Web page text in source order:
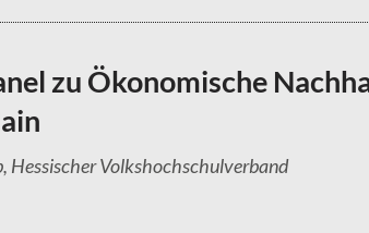
zu Ökonomische
Hessischer Volkshochschulverband